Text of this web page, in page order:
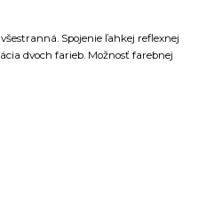
Spojenie ľahkej reflexnej
dvoch farieb. Možnosť farebnej